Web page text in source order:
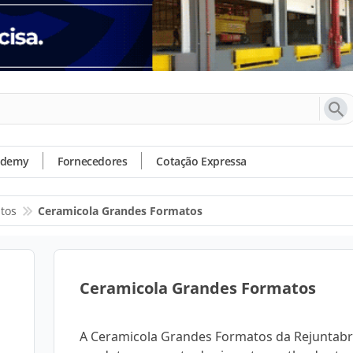
Fornecedores Cotação Expressa
Ceramicola Grandes Formatos
Ceramicola Grandes Formatos
A Ceramicola Grandes Formatos da